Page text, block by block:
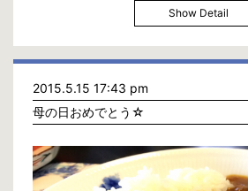
それは外国や関西の外に行った人達で無いと明
橋下市長がしようとした事を僕なりの理解で書
彼は別に大阪を首都にしたいと思ったわけでは
大阪の公務員の多さと給料の高さは半端無く、市
今までの大阪府知事と市長の時代で事あるごとに
上げ合戦や天下り、公共事業、二重行政による
ら国会議員全員の給料月額26万円上げました。
その問題を提議したのは与党野党の中でも橋下
く、自分の給料と退職金の大幅なカットを実行し
6/20/7:30PM
USA, New York, Tenri Cultural Institute
【Piano Solo】
43 W 13th St, New York, NY10011
Ticket : $15
mail : TCI@tenri.org
Show Detail
2015.5.15 17:43 pm
母の日おめでとう☆